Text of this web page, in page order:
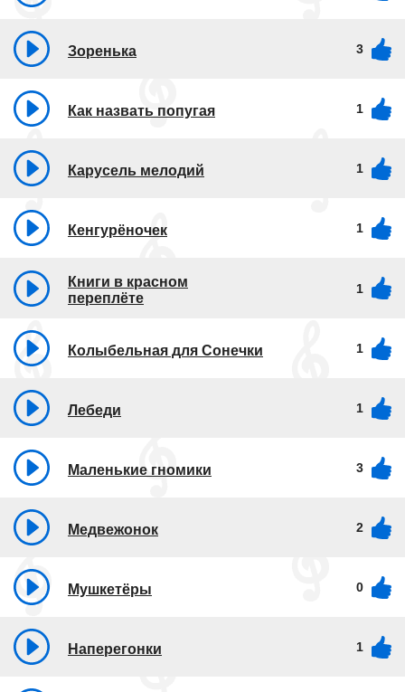
Зоренька 3
Как назвать попугая 1
Карусель мелодий 1
Кенгурёночек 1
Книги в красном
переплёте
1
Колыбельная для Сонечки 1
Лебеди 1
Маленькие гномики 3
Медвежонок 2
Мушкетёры 0
Наперегонки 1